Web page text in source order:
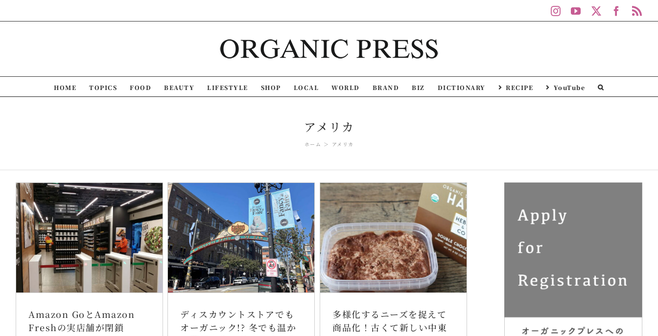
to
InstagramYouTube
HOME TOPICS FOOD BEAUTY LIFESTYLE SHOP LOCAL WORLD BRAND BIZ DICTIONARY RECIPE YouTube
アメリカ
ホーム アメリカ
Amazon GoとAmazon
Freshの実店舗が閉鎖
ディスカウントストアでも
オーガニック!? 冬でも温か
多様化するニーズを捉えて
商品化！古くて新しい中東